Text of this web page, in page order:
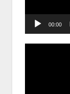
00:00